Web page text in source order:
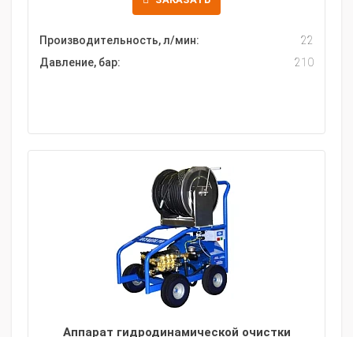
Производительность, л/мин:
22
Давление, бар:
210
Аппарат гидродинамической очистки